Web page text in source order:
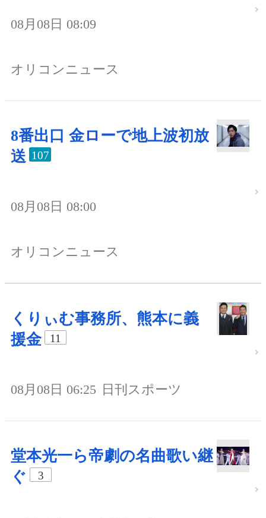
08月08日 08:09
オリコンニュース
8番出口 金ローで地上波初放
送 107
08月08日 08:00
オリコンニュース
くりぃむ事務所、熊本に義
援金
11
08月08日 06:25 日刊スポーツ
堂本光一ら帝劇の名曲歌い継
ぐ
3